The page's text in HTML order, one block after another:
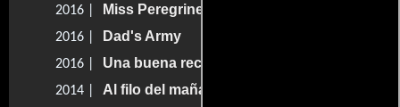
2016 | Miss Peregrine y los niños peculiares
2016 | Dad's Army
2016 | Una buena receta
2014 | Al filo del mañana